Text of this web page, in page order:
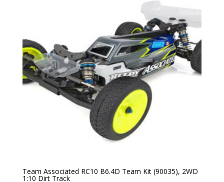
Team Associated RC10 B6.4D Team Kit (90035), 2WD
1:10 Dirt Track